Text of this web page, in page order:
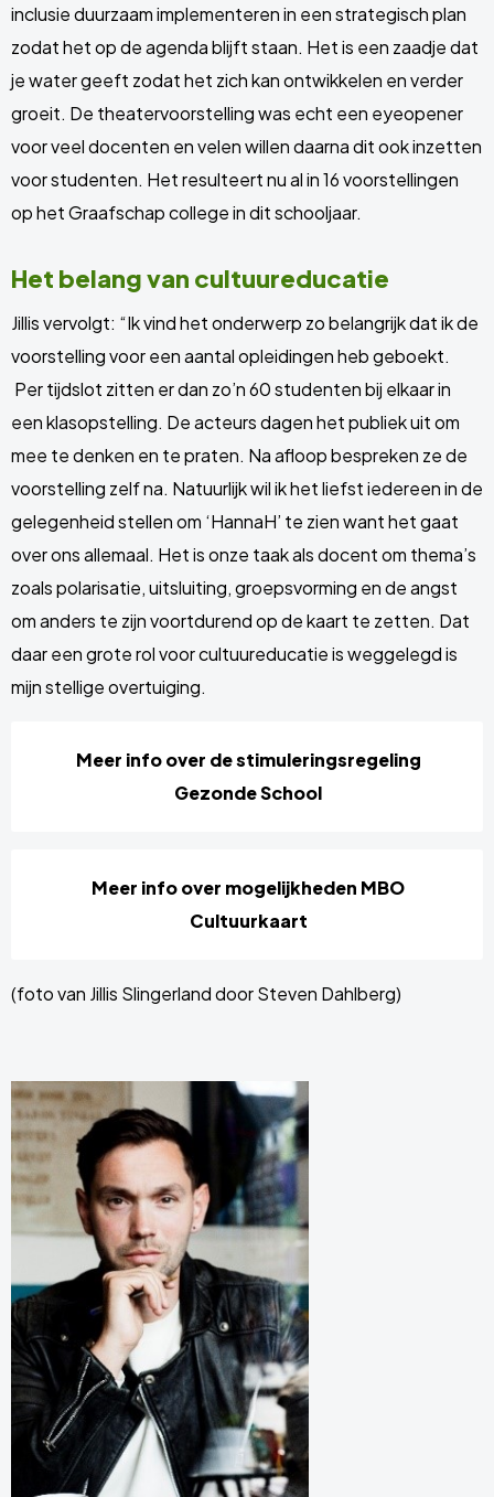
inclusie duurzaam implementeren in een strategisch plan
zodat het op de agenda blijft staan. Het is een zaadje dat
je water geeft zodat het zich kan ontwikkelen en verder
groeit. De theatervoorstelling was echt een eyeopener
voor veel docenten en velen willen daarna dit ook inzetten
voor studenten. Het resulteert nu al in 16 voorstellingen
op het Graafschap college in dit schooljaar.
Het belang van cultuureducatie
Jillis vervolgt: “Ik vind het onderwerp zo belangrijk dat ik de
voorstelling voor een aantal opleidingen heb geboekt.
Per tijdslot zitten er dan zo’n 60 studenten bij elkaar in
een klasopstelling. De acteurs dagen het publiek uit om
mee te denken en te praten. Na afloop bespreken ze de
voorstelling zelf na. Natuurlijk wil ik het liefst iedereen in de
gelegenheid stellen om ‘HannaH’ te zien want het gaat
over ons allemaal. Het is onze taak als docent om thema’s
zoals polarisatie, uitsluiting, groepsvorming en de angst
om anders te zijn voortdurend op de kaart te zetten. Dat
daar een grote rol voor cultuureducatie is weggelegd is
mijn stellige overtuiging.
Meer info over de stimuleringsregeling
Gezonde School
Meer info over mogelijkheden MBO
Cultuurkaart
(foto van Jillis Slingerland door Steven Dahlberg)